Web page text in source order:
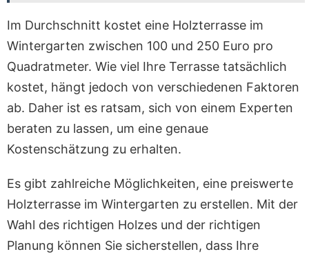
Im Durchschnitt kostet eine Holzterrasse im
Wintergarten zwischen 100 und 250 Euro pro
Quadratmeter. Wie viel Ihre Terrasse tatsächlich
kostet, hängt jedoch von verschiedenen Faktoren
ab. Daher ist es ratsam, sich von einem Experten
beraten zu lassen, um eine genaue
Kostenschätzung zu erhalten.
Es gibt zahlreiche Möglichkeiten, eine preiswerte
Holzterrasse im Wintergarten zu erstellen. Mit der
Wahl des richtigen Holzes und der richtigen
Planung können Sie sicherstellen, dass Ihre